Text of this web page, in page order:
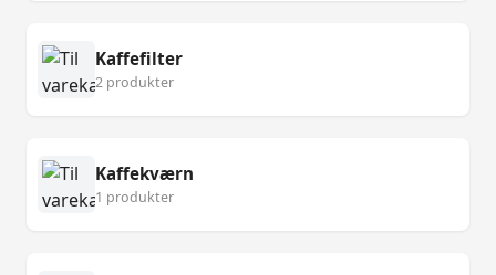
Kaffefilter
2 produkter
Kaffekværn
1 produkter